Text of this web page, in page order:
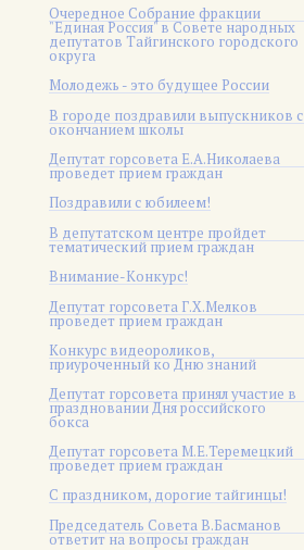
Очередное Собрание фракции
"Единая Россия" в Совете народных
депутатов Тайгинского городского
округа
Молодежь - это будущее России
В городе поздравили выпускников с
окончанием школы
Депутат горсовета Е.А.Николаева
проведет прием граждан
Поздравили с юбилеем!
В депутатском центре пройдет
тематический прием граждан
Внимание-Конкурс!
Депутат горсовета Г.Х.Мелков
проведет прием граждан
Конкурс видеороликов,
приуроченный ко Дню знаний
Депутат горсовета принял участие в
праздновании Дня российского
бокса
Депутат горсовета М.Е.Теремецкий
проведет прием граждан
С праздником, дорогие тайгинцы!
Председатель Совета В.Басманов
ответит на вопросы граждан